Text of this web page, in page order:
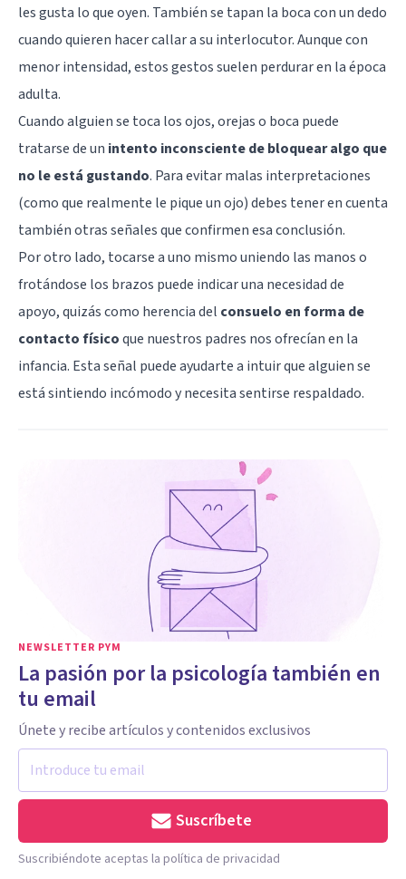
les gusta lo que oyen. También se tapan la boca con un dedo
cuando quieren hacer callar a su interlocutor. Aunque con
menor intensidad, estos gestos suelen perdurar en la época
adulta.
Cuando alguien se toca los ojos, orejas o boca puede
tratarse de un intento inconsciente de bloquear algo que
no le está gustando. Para evitar malas interpretaciones
(como que realmente le pique un ojo) debes tener en cuenta
también otras señales que confirmen esa conclusión.
Por otro lado, tocarse a uno mismo uniendo las manos o
frotándose los brazos puede indicar una necesidad de
apoyo, quizás como herencia del consuelo en forma de
contacto físicoque nuestros padres nos ofrecían en la
infancia. Esta señal puede ayudarte a intuir que alguien se
está sintiendo incómodo y necesita sentirse respaldado.
NEWSLETTER PYM
La pasión por la psicología también en
tu email
Únete y recibe artículos y contenidos exclusivos
Suscríbete
Suscribiéndote aceptas la política de privacidad